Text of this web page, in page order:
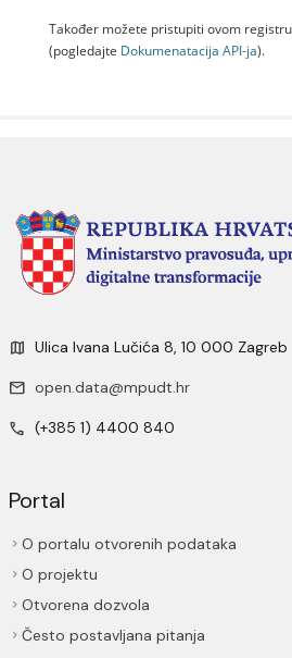
Također možete pristupiti ovom
(pogledajte Dokumenаtаcijа API-jа).